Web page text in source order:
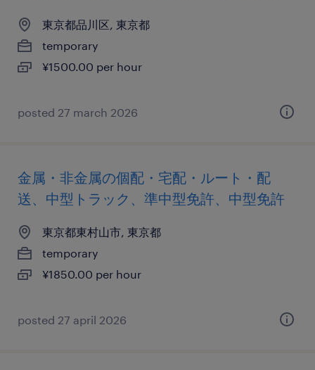
東京都品川区, 東京都
temporary
¥1500.00 per hour
posted 27 march 2026
金属・非金属の個配・宅配・ルート・配
送、中型トラック、準中型免許、中型免許
東京都東村山市, 東京都
temporary
¥1850.00 per hour
posted 27 april 2026